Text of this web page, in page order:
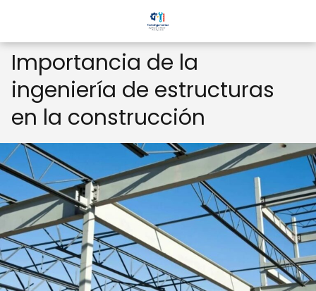
Importancia de la
ingeniería de estructuras
en la construcción